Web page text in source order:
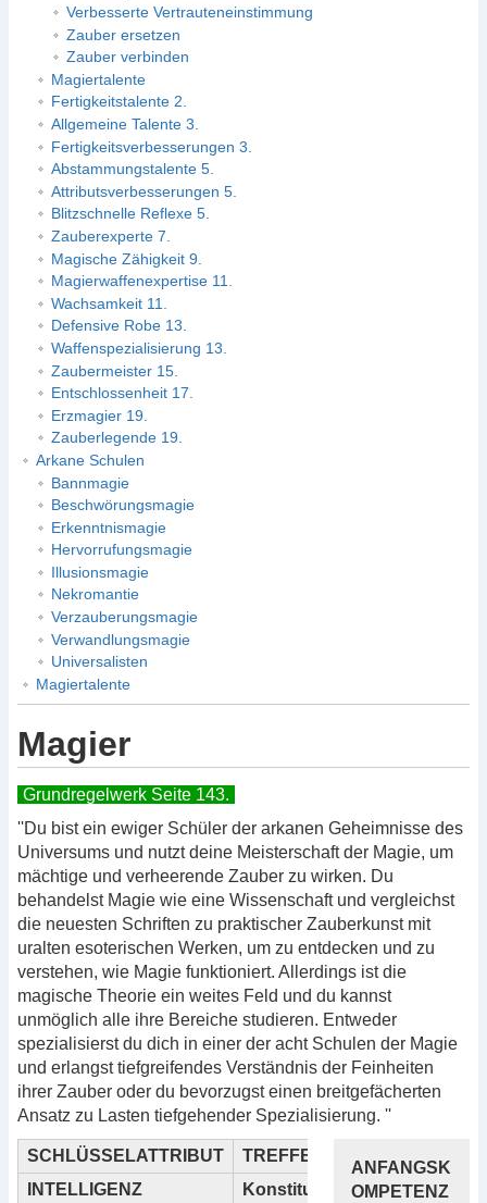
Verbesserte Vertrauteneinstimmung
Zauber ersetzen
Zauber verbinden
Magiertalente
Fertigkeitstalente 2.
Allgemeine Talente 3.
Fertigkeitsverbesserungen 3.
Abstammungstalente 5.
Attributsverbesserungen 5.
Blitzschnelle Reflexe 5.
Zauberexperte 7.
Magische Zähigkeit 9.
Magierwaffenexpertise 11.
Wachsamkeit 11.
Defensive Robe 13.
Waffenspezialisierung 13.
Zaubermeister 15.
Entschlossenheit 17.
Erzmagier 19.
Zauberlegende 19.
Arkane Schulen
Bannmagie
Beschwörungsmagie
Erkenntnismagie
Hervorrufungsmagie
Illusionsmagie
Nekromantie
Verzauberungsmagie
Verwandlungsmagie
Universalisten
Magiertalente
Magier
Grundregelwerk Seite 143.
''Du bist ein ewiger Schüler der arkanen Geheimnisse des
Universums und nutzt deine Meisterschaft der Magie, um
mächtige und verheerende Zauber zu wirken. Du
behandelst Magie wie eine Wissenschaft und vergleichst
die neuesten Schriften zu praktischer Zauberkunst mit
uralten esoterischen Werken, um zu entdecken und zu
verstehen, wie Magie funktioniert. Allerdings ist die
magische Theorie ein weites Feld und du kannst
unmöglich alle ihre Bereiche studieren. Entweder
spezialisierst du dich in einer der acht Schulen der Magie
und erlangst tiefgreifendes Verständnis der Feinheiten
ihrer Zauber oder du bevorzugst einen breitgefächerten
Ansatz zu Lasten tiefgehender Spezialisierung. ''
ANFANGSK
OMPETENZ
SCHLÜSSELATTRIBUT
TREFFERPUNKTE
INTELLIGENZ
Konstitutionsmodifikator